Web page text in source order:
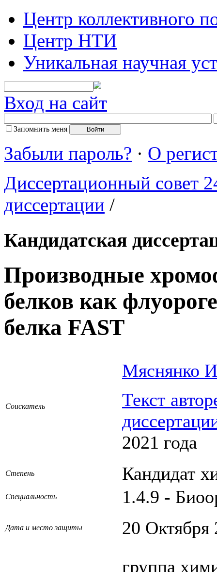
Центр коллективного
Центр НТИ
Уникальная научная
Вход на сайт
Запомнить меня
Забыли пароль? · О
Диссертационный совет
диссертации /
Кандидатская
Производные
белков как
белка FAST
Соискатель
Мяснянко
Текст
2021 года
Степень Кандидат
Специальность 1.4.9 -
Дата и место защиты
20 Октября
группа